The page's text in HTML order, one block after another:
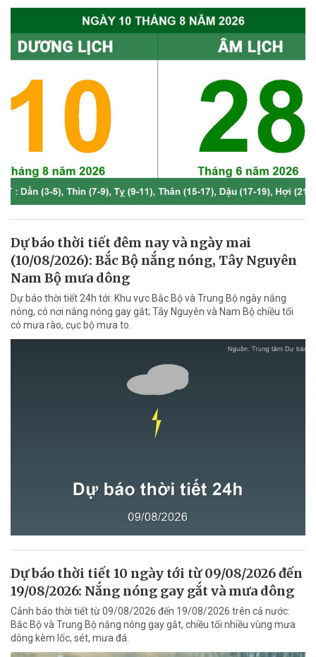
Dự báo thời tiết đêm nay và ngày mai
(10/08/2026): Bắc Bộ nắng nóng, Tây Nguyên
Nam Bộ mưa dông
Dự báo thời tiết 24h tới: Khu vực Bắc Bộ và Trung Bộ ngày nắng
nóng, có nơi nắng nóng gay gắt; Tây Nguyên và Nam Bộ chiều tối
có mưa rào, cục bộ mưa to.
Dự báo thời tiết 10 ngày tới từ 09/08/2026 đến
19/08/2026: Nắng nóng gay gắt và mưa dông
Cảnh báo thời tiết từ 09/08/2026 đến 19/08/2026 trên cả nước:
Bắc Bộ và Trung Bộ nắng nóng gay gắt, chiều tối nhiều vùng mưa
dông kèm lốc, sét, mưa đá.